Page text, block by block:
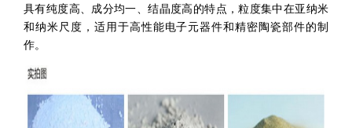
具有纯度高、成分均一、结晶度高的特点，粒度集中在亚纳米
和纳米尺度，适用于高性能电子元器件和精密陶瓷部件的制
作。